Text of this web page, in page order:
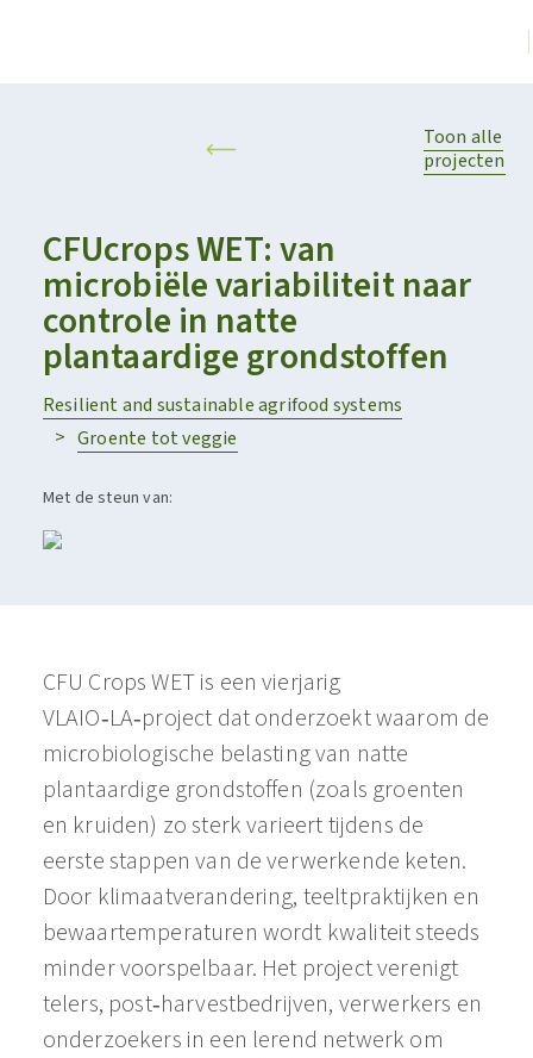
Toon alle
projecten
CFUcrops WET: van
microbiële variabiliteit naar
controle in natte
plantaardige grondstoffen
Resilient and sustainable agrifood systems
Groente tot veggie
Met de steun van:
CFU Crops WET is een vierjarig
VLAIO‑LA‑project dat onderzoekt waarom de
microbiologische belasting van natte
plantaardige grondstoffen (zoals groenten
en kruiden) zo sterk varieert tijdens de
eerste stappen van de verwerkende keten.
Door klimaatverandering, teeltpraktijken en
bewaartemperaturen wordt kwaliteit steeds
minder voorspelbaar. Het project verenigt
telers, post‑harvestbedrijven, verwerkers en
onderzoekers in een lerend netwerk om